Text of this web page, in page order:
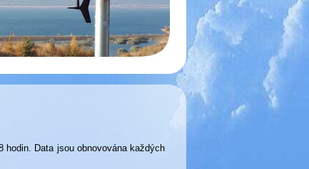
Data jsou obnovována každých